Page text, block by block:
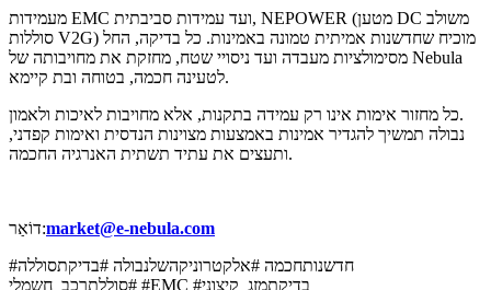
מעמידות EMC ועד עמידות סביבתית, NEPOWER (מטען DC משולב
סוללות V2G) מוכיח שחדשנות אמיתית טמונה באמינות. כל בדיקה, החל
מסימולציות מעבדה ועד ניסויי שטח, מחזקת את מחויבותה של Nebula
לטעינה חכמה, בטוחה ובת קיימא.
כל מחזור אימות אינו רק עמידה בתקנות, אלא מחויבות לאיכות ולאמון.
נבולה תמשיך להגדיר אמינות באמצעות מצוינות הנדסית ואימות קפדני,
ותעצים את עתיד תשתית האנרגיה החכמה.
דוֹאַר:market@e-nebula.com
#חדשנותחכמה #אלקטרוניקהשלנבולה #בדיקתסוללה
#סוללתרכב_חשמלי #EMC #בדיקתמזג_קיצוני